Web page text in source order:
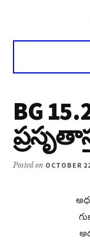
Voice
Vivekananda
BG
Posted on OCTOBER